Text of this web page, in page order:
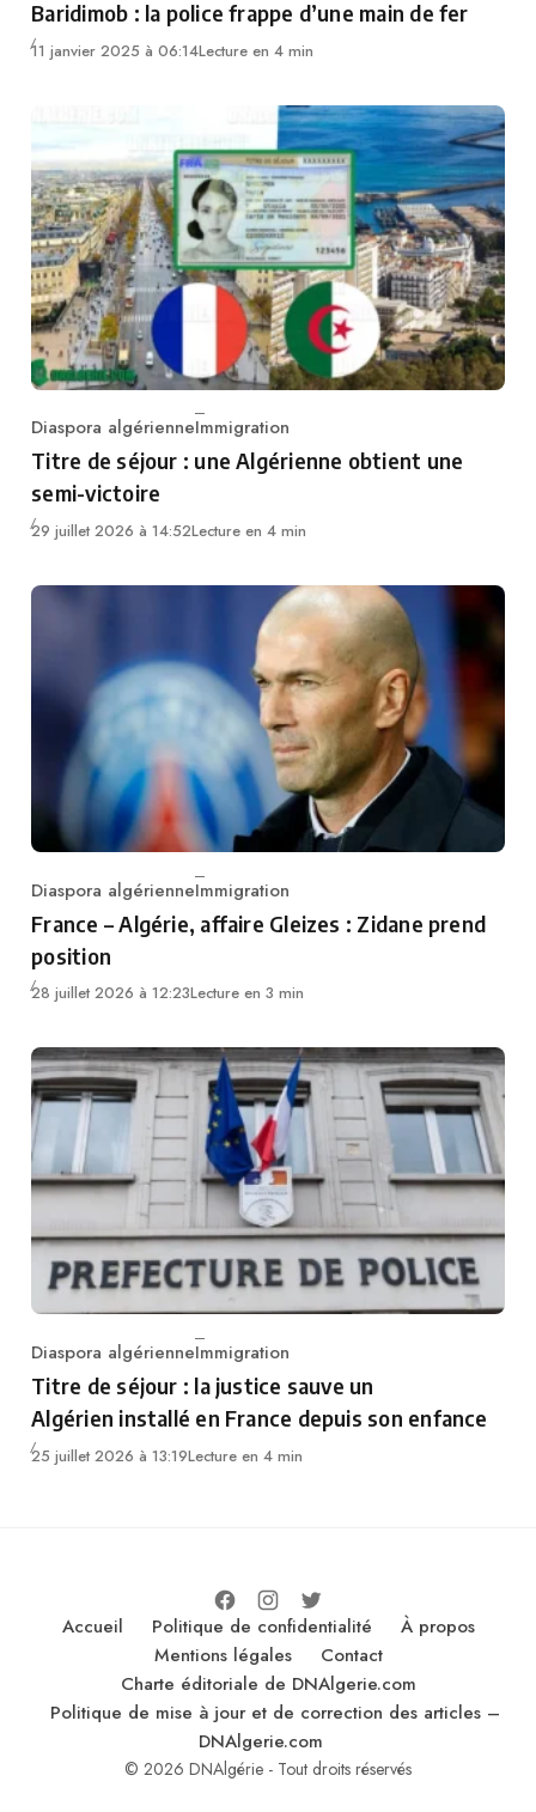
Baridimob : la police frappe d’une main de fer
11 janvier 2025 à 06:14Lecture en 4 min
Category
Diaspora algérienneImmigration
Titre de séjour : une Algérienne obtient une
semi-victoire
29 juillet 2026 à 14:52Lecture en 4 min
Category
Diaspora algérienneImmigration
France – Algérie, affaire Gleizes : Zidane prend
position
28 juillet 2026 à 12:23Lecture en 3 min
Category
Diaspora algérienneImmigration
Titre de séjour : la justice sauve un
Algérien installé en France depuis son enfance
25 juillet 2026 à 13:19Lecture en 4 min
Accueil Politique de confidentialité
À propos
Mentions légales
Contact
Charte éditoriale de DNAlgerie.com
Politique de mise à jour et de correction des articles –
DNAlgerie.com
© 2026 DNAlgérie - Tout droits réservés